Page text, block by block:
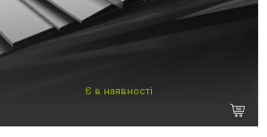
Є в наявності